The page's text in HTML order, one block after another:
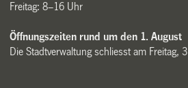
Freitag: 8–16 Uhr
Öffnungszeiten rund um den 1. August
Die Stadtverwaltung schliesst am Freitag,